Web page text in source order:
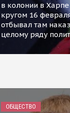
в колонии в
кругом 16
отбывал там
целому ряду
ОБЩЕСТВО